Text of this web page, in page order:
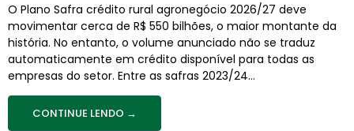
O Plano Safra crédito rural agronegócio 2026/27 deve
movimentar cerca de R$ 550 bilhões, o maior montante da
história. No entanto, o volume anunciado não se traduz
automaticamente em crédito disponível para todas as
empresas do setor. Entre as safras 2023/24...
CONTINUE LENDO →